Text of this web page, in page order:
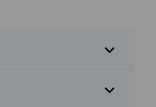
expand_more
expand_more